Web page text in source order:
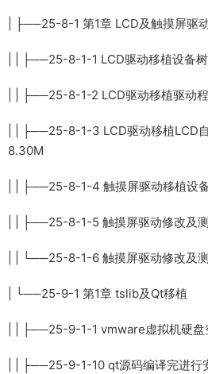
| ├──25-8-1 第1章 LCD及触摸屏驱
| | ├──25-8-1-1 LCD驱动移植设备
| | ├──25-8-1-2 LCD驱动移植驱动
| | ├──25-8-1-3 LCD驱动移植LCD
8.30M
| | ├──25-8-1-4 触摸屏驱动移植设
| | ├──25-8-1-5 触摸屏驱动修改及
| | └──25-8-1-6 触摸屏驱动修改及
| └──25-9-1 第1章 tslib及Qt移植
| | ├──25-9-1-1 vmware虚拟机硬
| | ├──25-9-1-10 qt源码编译完进